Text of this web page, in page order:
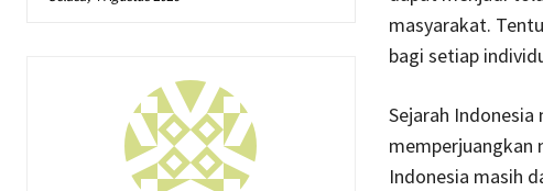
masyarakat.
bagi setiap
Sejarah
memperjuangkan
Indonesia masih